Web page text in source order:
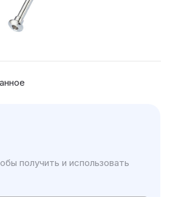
получить и использовать